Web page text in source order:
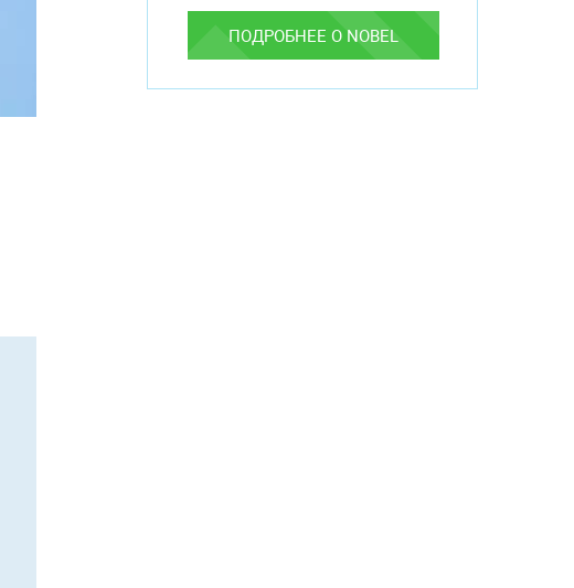
ПОДРОБНЕЕ О NOBEL